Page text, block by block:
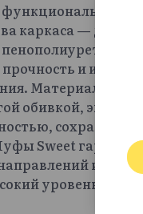
каркаса —
пенополиуретана,
и
Материал и
обивкой,
сохраняют
Sweet
и
уровень